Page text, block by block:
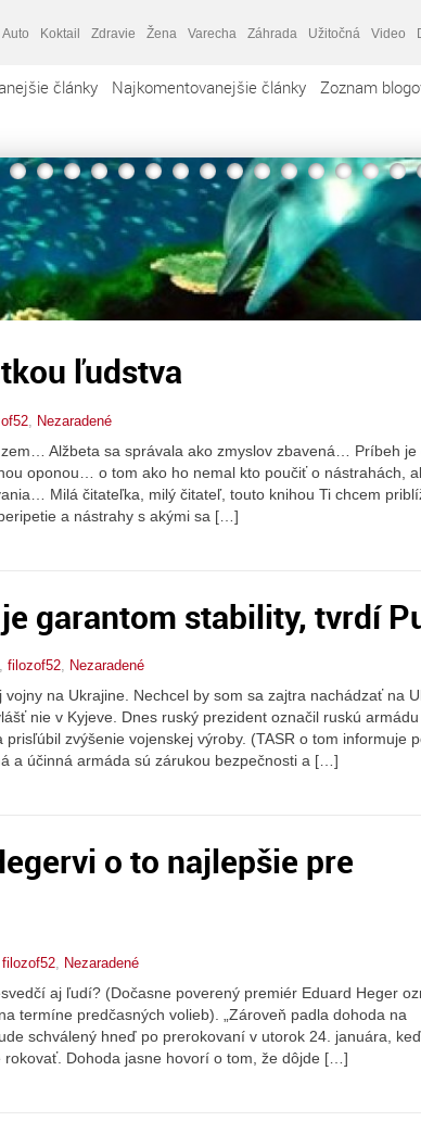
Auto Koktail Zdravie Žena Varecha Záhrada Užitočná Video
články Najkomentovanejšie články Zoznam
ľudstva
Nezaradené
Alžbeta sa správala ako zmyslov zbavená… Príbeh je
oponou… o tom ako ho nemal kto poučiť o nástrahách,
Milá čitateľka, milý čitateľ, touto knihou Ti chcem
a nástrahy s akými sa […]
garantom stability, tvrdí
filozof52, Nezaradené
na Ukrajine. Nechcel by som sa zajtra nachádzať na
nie v Kyjeve. Dnes ruský prezident označil ruskú armádu
zvýšenie vojenskej výroby. (TASR o tom informuje
a účinná armáda sú zárukou bezpečnosti a […]
o to najlepšie pre
filozof52 Nezaradené
aj ľudí? (Dočasne poverený premiér Eduard Heger
termíne predčasných volieb). „Zároveň padla dohoda na
schválený hneď po prerokovaní v utorok 24. januára,
rokovať. Dohoda jasne hovorí o tom, že dôjde […]